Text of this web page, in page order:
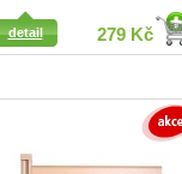
279 Kč
detail